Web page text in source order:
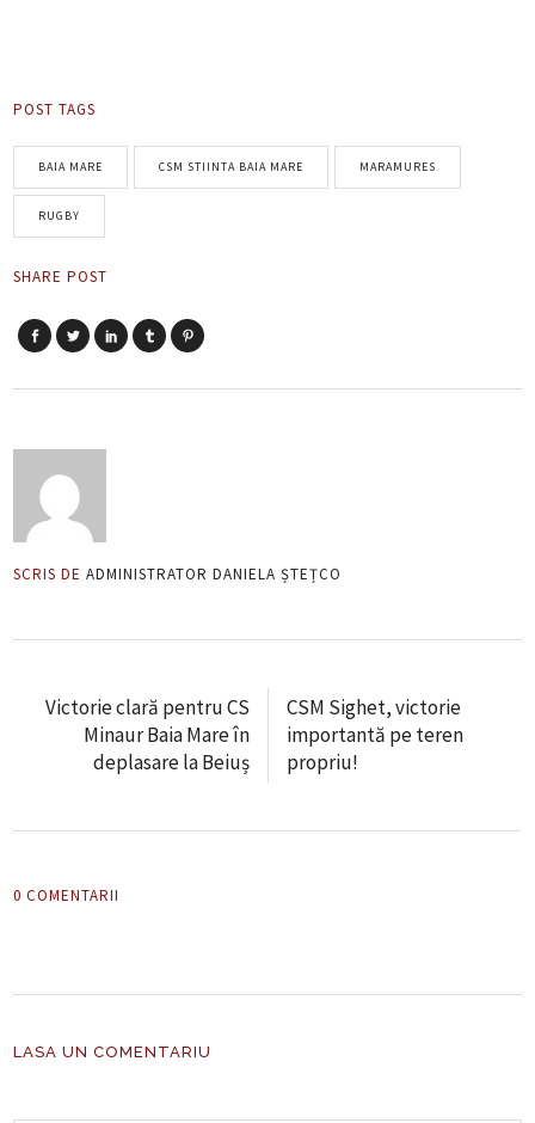
POST TAGS
BAIA MARE CSM STIINTA BAIA MARE MARAMURES
RUGBY
SHARE POST
SCRIS DE ADMINISTRATOR DANIELA ȘTEȚCO
Victorie clară pentru CS
Minaur Baia Mare în
deplasare la Beiuș
CSM Sighet, victorie
importantă pe teren
propriu!
0 COMENTARII
LASA UN COMENTARIU